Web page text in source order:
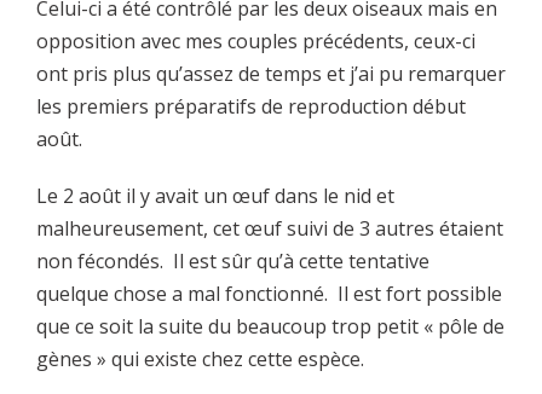
Celui-ci a été contrôlé par les deux oiseaux mais en
opposition avec mes couples précédents, ceux-ci
ont pris plus qu’assez de temps et j’ai pu remarquer
les premiers préparatifs de reproduction début
août.
Le 2 août il y avait un œuf dans le nid et
malheureusement, cet œuf suivi de 3 autres étaient
non fécondés. Il est sûr qu’à cette tentative
quelque chose a mal fonctionné. Il est fort possible
que ce soit la suite du beaucoup trop petit « pôle de
gènes » qui existe chez cette espèce.